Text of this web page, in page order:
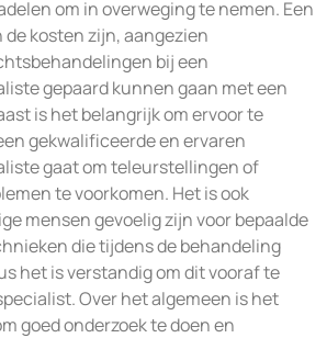
om in overweging te nemen. Een
de kosten zijn, aangezien
bij een
gepaard kunnen gaan met een
is het belangrijk om ervoor te
gekwalificeerde en ervaren
gaat om teleurstellingen of
te voorkomen. Het is ook
mensen gevoelig zijn voor bepaalde
die tijdens de behandeling
het is verstandig om dit vooraf te
Over het algemeen is het
goed onderzoek te doen en